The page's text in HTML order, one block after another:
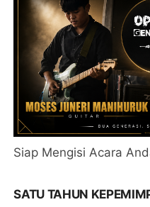
Siap Mengisi Acara
SATU TAHUN